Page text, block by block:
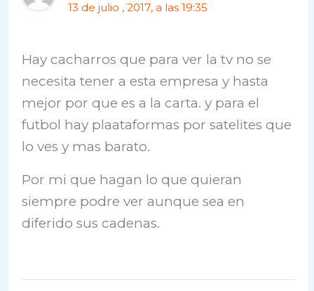
13 de julio , 2017, a las 19:35
Hay cacharros que para ver la tv no se
necesita tener a esta empresa y hasta
mejor por que es a la carta. y para el
futbol hay plaataformas por satelites que
lo ves y mas barato.
Por mi que hagan lo que quieran
siempre podre ver aunque sea en
diferido sus cadenas.